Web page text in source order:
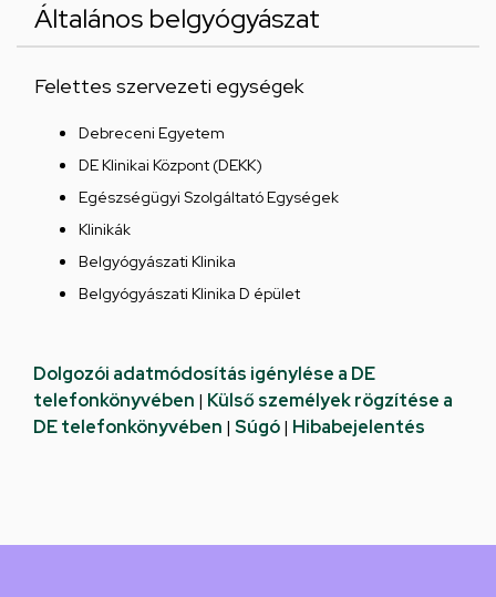
Általános belgyógyászat
Felettes szervezeti egységek
Debreceni Egyetem
DE Klinikai Központ (DEKK)
Egészségügyi Szolgáltató Egységek
Klinikák
Belgyógyászati Klinika
Belgyógyászati Klinika D épület
Dolgozói adatmódosítás igénylése a DE
telefonkönyvében | Külső személyek rögzítése a
DE telefonkönyvében | Súgó| Hibabejelentés